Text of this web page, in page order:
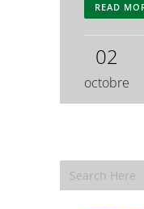
READ
02
octobre